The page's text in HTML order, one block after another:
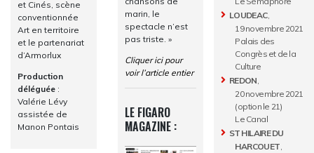
et Cinés, scène
conventionnée
Art en territoire
et le partenariat
d’Armorlux
Production
déléguée :
Valérie Lévy
assistée de
Manon Pontais
marin, le
spectacle n’est
pas triste. »
Cliquer ici pour
voir l’article entier
LE FIGARO
MAGAZINE :
LOUDEAC,
19 novembre 2021
Palais des
Congrès et de la
Culture
REDON,
20 novembre 2021
(option le 21)
Le Canal
ST HILAIRE DU
HARCOUET,